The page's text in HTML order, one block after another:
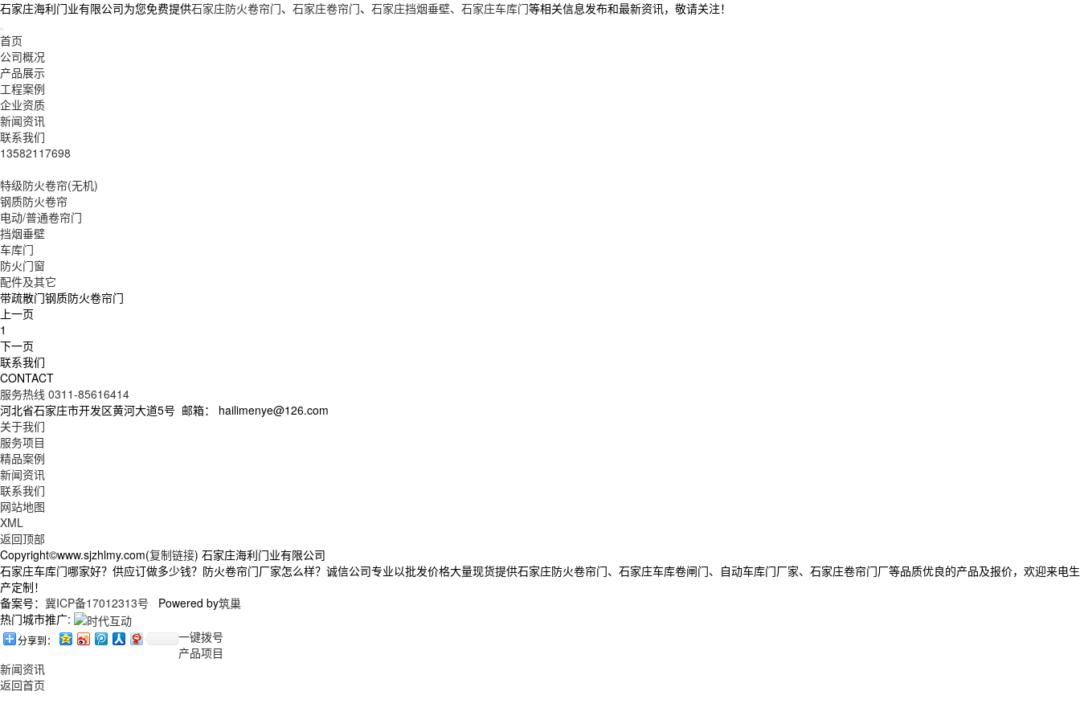
石家庄海利门业有限公司为您免费提供石家庄防火卷帘门、 石家庄卷帘门、 石家庄挡烟垂壁、石家庄车库门等相关信息发布和最新资讯，敬请关注！
首页
公司概况
产品展示
工程案例
企业资质
新闻资讯
联系我们
13582117698
特级防火卷帘(无机)
钢质防火卷帘
电动/普通卷帘门
挡烟垂壁
车库门
防火门窗
配件及其它
带疏散门钢质防火卷帘门
上一页
1
下一页
联系我们
CONTACT
服务热线 0311-85616414
河北省石家庄市开发区黄河大道5号 邮箱： hailimenye@126.com
关于我们
服务项目
精品案例
新闻资讯
联系我们
网站地图
XML
返回顶部
Copyright©www.sjzhlmy.com(复制链接) 石家庄海利门业有限公司
石家庄车库门哪家好？供应订做多少钱？防火卷帘门厂家怎么样？诚信公司专业以批发价格大量现货提供石家庄防火卷帘门、石家庄车库卷闸门、自动车库门厂家、石家庄卷帘门厂等品质优良的产品及报价，欢迎来电生
产定制！
备案号： 冀ICP备17012313号 Powered by筑巢
热门城市推广:
分享到：
一键拨号
产品项目
新闻资讯
返回首页